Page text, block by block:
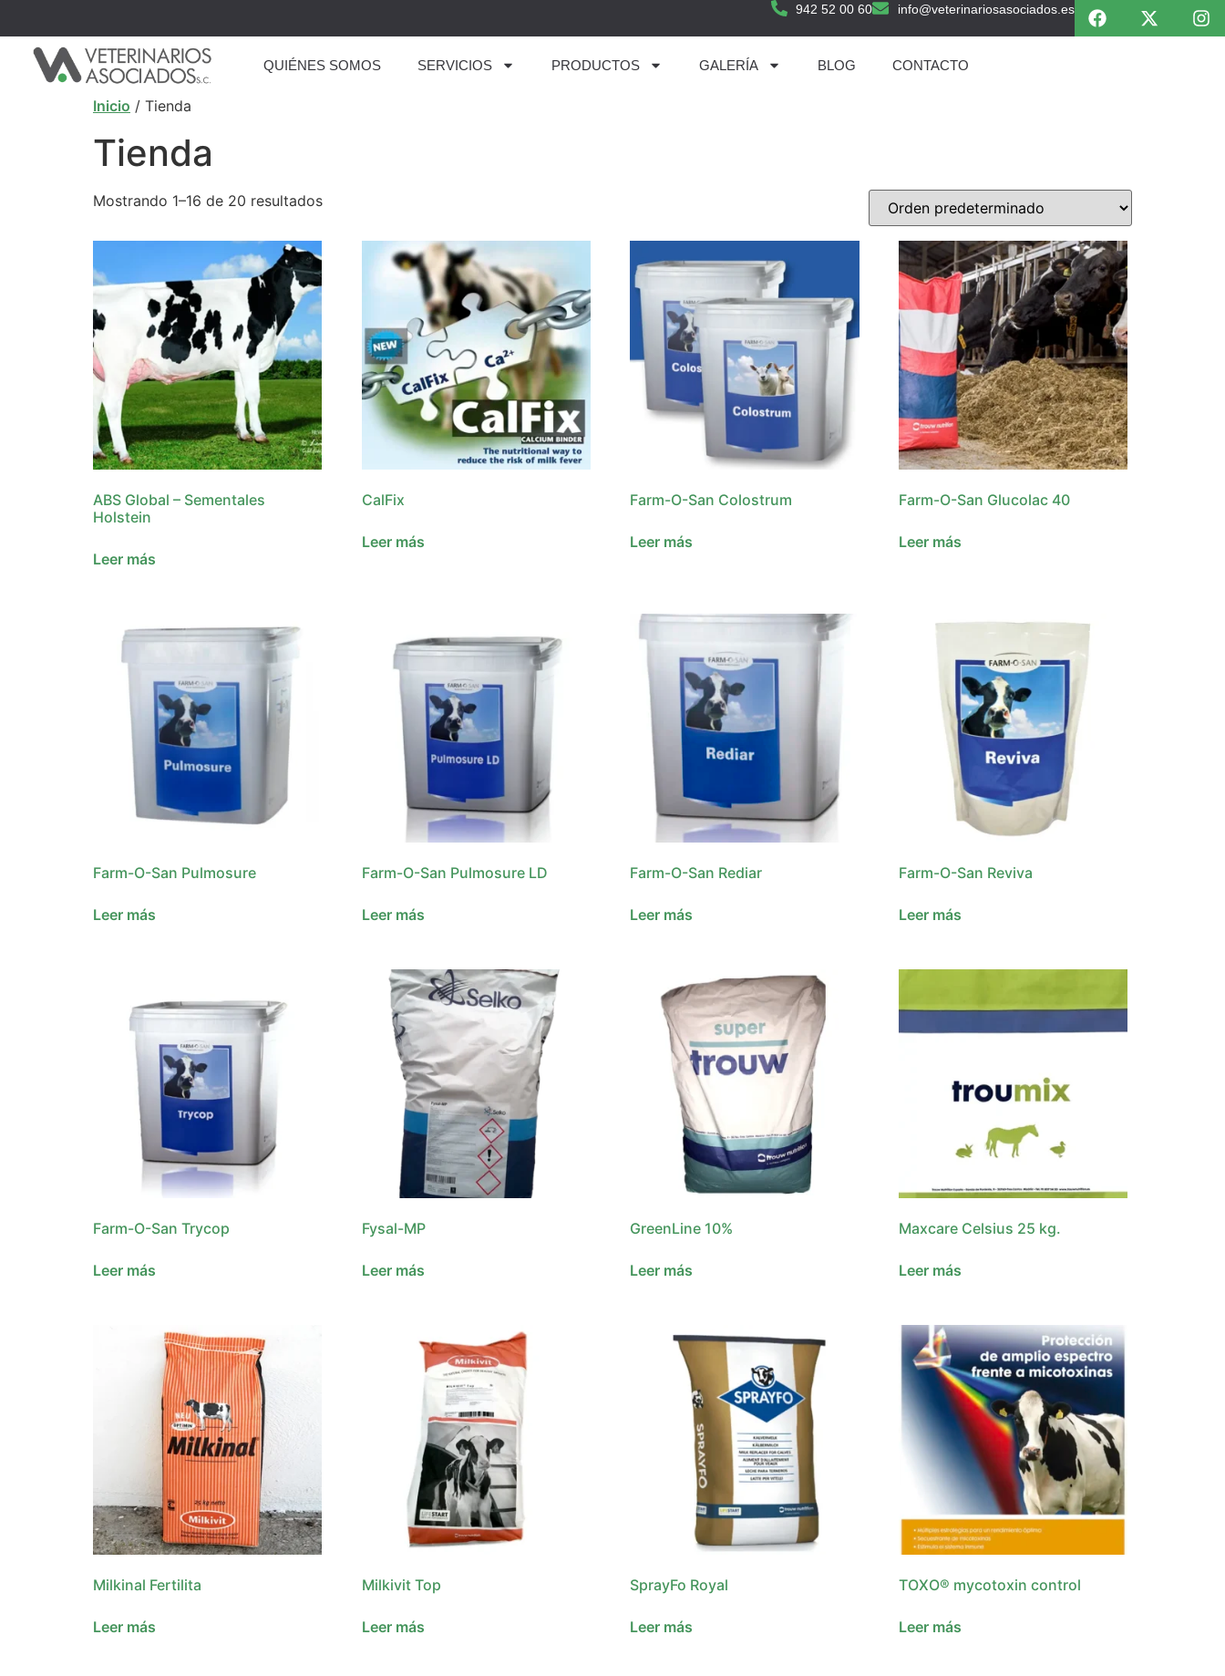
942 52 00 60 info@veterinariosasociados.es
QUIÉNES SOMOS SERVICIOS PRODUCTOS GALERÍA BLOG CONTACTO
Inicio / Tienda
Tienda
Mostrando 1–16 de 20 resultados
ABS Global – Sementales
Holstein
Leer más
CalFix
Leer más
Farm-O-San Colostrum
Leer más
Farm-O-San Glucolac 40
Leer más
Farm-O-San Pulmosure
Leer más
Farm-O-San Pulmosure LD
Leer más
Farm-O-San Rediar
Leer más
Farm-O-San Reviva
Leer más
Farm-O-San Trycop
Leer más
Fysal-MP
Leer más
GreenLine 10%
Leer más
Maxcare Celsius 25 kg.
Leer más
Milkinal Fertilita
Leer más
Milkivit Top
Leer más
SprayFo Royal
Leer más
TOXO® mycotoxin control
Leer más